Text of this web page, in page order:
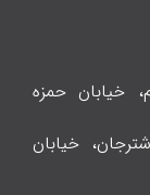
خیابان حمزه
خیابان